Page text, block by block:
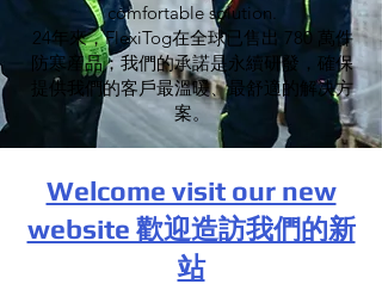
comfortable solution.
24年來，FlexiTog在全球已售出 780 萬件
防寒産品；我們的承諾是永續研發，確保
提供我們的客戶最溫暖、最舒適的解决方
案。
Welcome visit our new
website 歡迎造訪我們的新
站